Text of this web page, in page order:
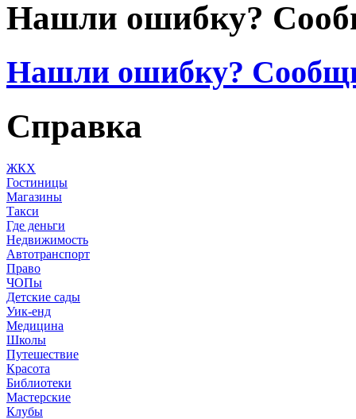
Нашли ошибку?
Нашли ошибку?
Справка
ЖКХ
Гостиницы
Магазины
Такси
Где деньги
Недвижимость
Автотранспорт
Право
ЧОПы
Детские сады
Уик-енд
Медицина
Школы
Путешествие
Красота
Библиотеки
Мастерские
Клубы